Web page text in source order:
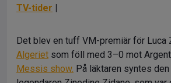
TV-tider |
Det blev en tuff VM-premiär för Luca
Algeriet som föll med 3–0 mot
Messis show. På läktaren syntes